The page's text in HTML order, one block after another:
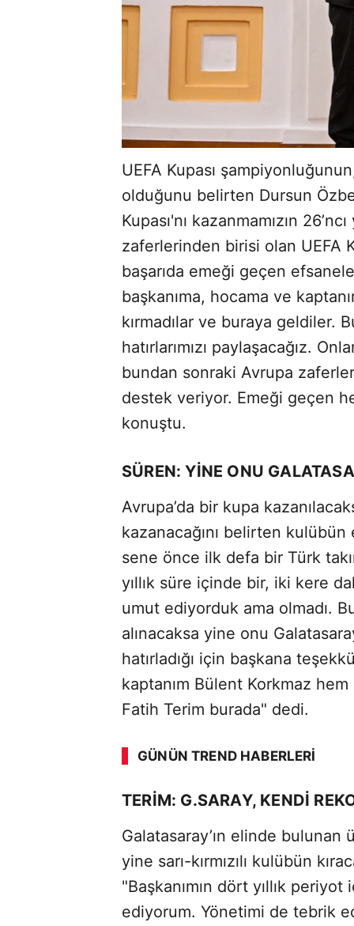
UEFA Kupası
olduğunu belirten Dursun
Kupası'nı kazanmamızın
zaferlerinden birisi olan UEFA
başarıda emeği geçen
başkanıma, hocama ve
kırmadılar ve buraya geldiler.
hatırlarımızı paylaşacağız.
bundan sonraki Avrupa
destek veriyor. Emeği geçen
konuştu.
SÜREN: YİNE ONU
Avrupa’da bir kupa
kazanacağını belirten
sene önce ilk defa bir Türk
yıllık süre içinde bir, iki kere
umut ediyorduk ama olmadı.
alınacaksa yine onu
hatırladığı için başkana
kaptanım Bülent Korkmaz
Fatih Terim burada" dedi.
GÜNÜN TREND HABERLERI
TERİM: G.SARAY, KENDİ
Galatasaray’ın elinde
yine sarı-kırmızılı kulübün
"Başkanımın dört yıllık periyot
ediyorum. Yönetimi de tebrik